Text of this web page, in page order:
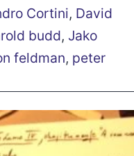
Cortini, David
budd, Jako
feldman, peter